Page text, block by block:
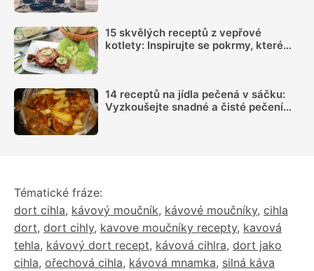
15 skvělých receptů z vepřové
kotlety: Inspirujte se pokrmy, které
14 receptů na jídla pečená v sáčku:
Vyzkoušejte snadné a čisté pečení
Tématické fráze:
dort cihla, kávový moučník, kávové moučníky, cihla
dort, dort cihly, kavove moučníky recepty, kavová
tehla, kávový dort recept, kávová cihlra, dort jako
cihla, ořechová cihla, kávová mnamka, silná káva